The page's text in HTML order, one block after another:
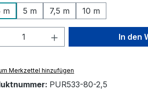
m
5 m 7,5 m 10 m
Anzahl: Gib denIn den
Merkzettel hinzufügen
PUR533-80-2,5